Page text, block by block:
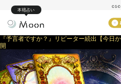
本格占い
『予言者ですか？』リピーター続出【今日
開